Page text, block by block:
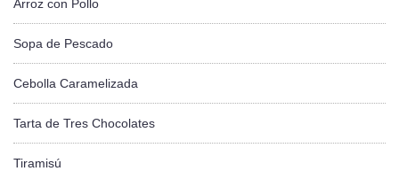
Arroz con Pollo
Sopa de Pescado
Cebolla Caramelizada
Tarta de Tres Chocolates
Tiramisú